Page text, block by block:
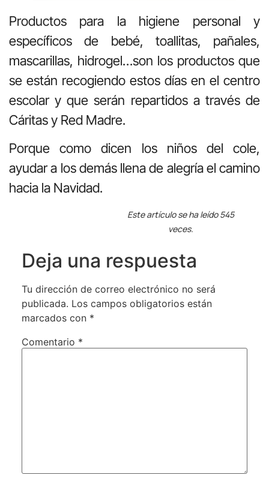
Productos para la higiene personal y
específicos de bebé, toallitas, pañales,
mascarillas, hidrogel…son los productos que
se están recogiendo estos días en el centro
escolar y que serán repartidos a través de
Cáritas y Red Madre.
Porque como dicen los niños del cole,
ayudar a los demás llena de alegría el camino
hacia la Navidad.
Este artículo se ha leído 545
veces.
Deja una respuesta
Tu dirección de correo electrónico no será
publicada. Los campos obligatorios están
marcados con *
Comentario *